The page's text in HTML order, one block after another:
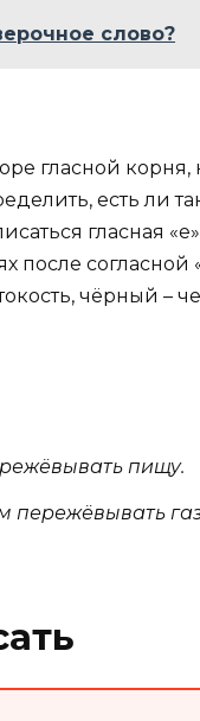
слово?
гласной корня,
есть ли
гласная
после согласной
чёрный –
пищу.